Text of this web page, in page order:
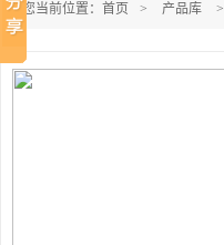
您当前位置： 首页 > 产品库 >